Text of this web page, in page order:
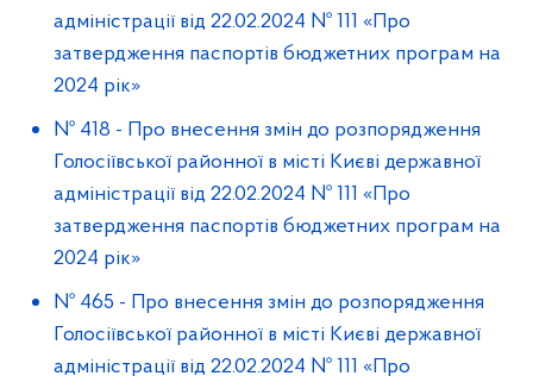
адміністрації від 22.02.2024 № 111 «Про
затвердження паспортів бюджетних програм на
2024 рік»
№ 418 - Про внесення змін до розпорядження
Голосіївської районної в місті Києві державної
адміністрації від 22.02.2024 № 111 «Про
затвердження паспортів бюджетних програм на
2024 рік»
№ 465 - Про внесення змін до розпорядження
Голосіївської районної в місті Києві державної
адміністрації від 22.02.2024 № 111 «Про